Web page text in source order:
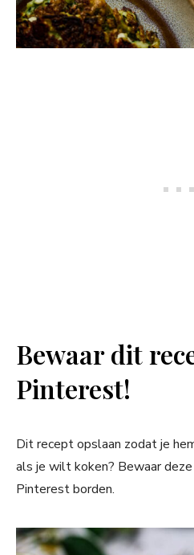
Bewaar dit
Pinterest!
Dit recept opslaan zodat je
als je wilt koken? Bewaar
Pinterest borden.